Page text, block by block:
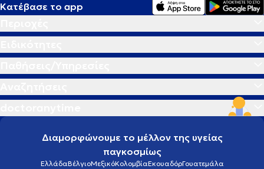
Κατέβασε το app
Διαμορφώνουμε το μέλλον της υγείας
παγκοσμίως
ΕλλάδαΒέλγιοΜεξικόΚολομβίαΕκουαδόρΓουατεμάλα